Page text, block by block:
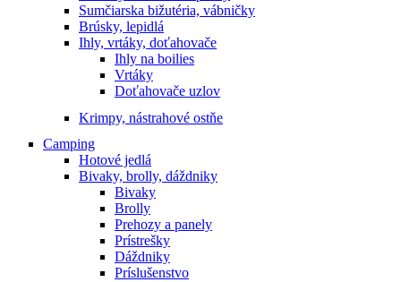
Sumčiarska bižutéria, vábničky
Brúsky, lepidlá
Ihly, vrtáky, doťahovače
Ihly na boilies
Vrtáky
Doťahovače uzlov
Krimpy, nástrahové ostňe
Camping
Hotové jedlá
Bivaky, brolly, dáždniky
Bivaky
Brolly
Prehozy a panely
Prístrešky
Dáždniky
Príslušenstvo